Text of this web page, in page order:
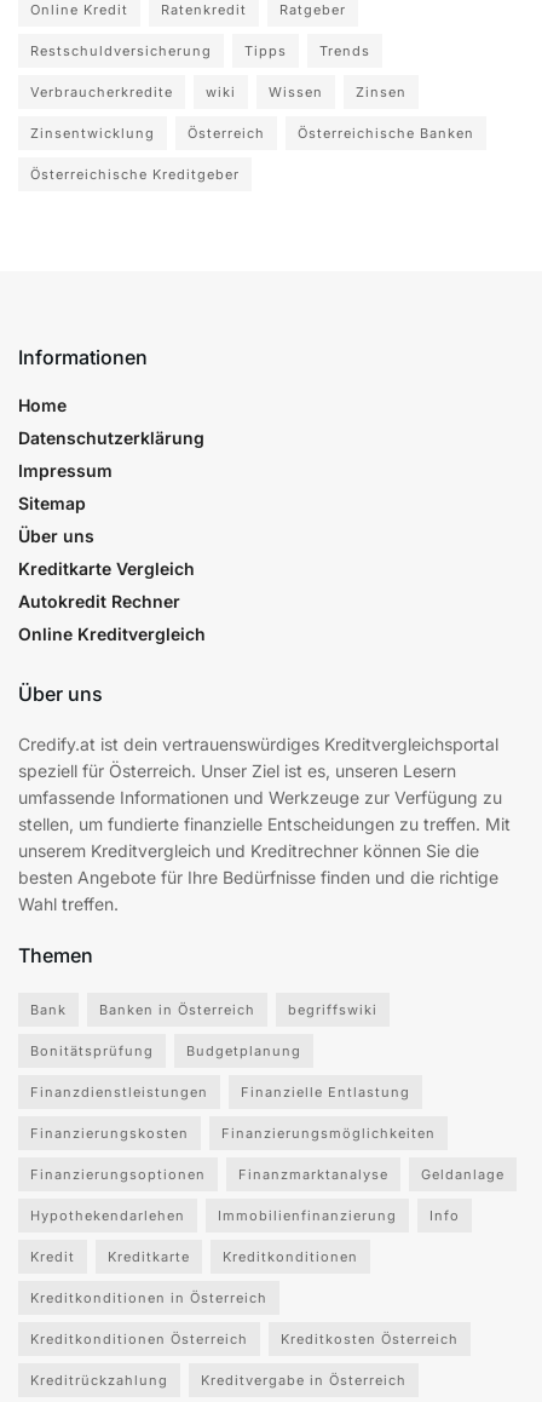
Online Kredit Ratenkredit Ratgeber
Restschuldversicherung Tipps Trends
Verbraucherkredite wiki Wissen Zinsen
Zinsentwicklung Österreich Österreichische Banken
Österreichische Kreditgeber
Informationen
Home
Datenschutzerklärung
Impressum
Sitemap
Über uns
Kreditkarte Vergleich
Autokredit Rechner
Online Kreditvergleich
Über uns
Credify.at ist dein vertrauenswürdiges Kreditvergleichsportal
speziell für Österreich. Unser Ziel ist es, unseren Lesern
umfassende Informationen und Werkzeuge zur Verfügung zu
stellen, um fundierte finanzielle Entscheidungen zu treffen. Mit
unserem Kreditvergleich und Kreditrechner können Sie die
besten Angebote für Ihre Bedürfnisse finden und die richtige
Wahl treffen.
Themen
Bank Banken in Österreich begriffswiki
Bonitätsprüfung Budgetplanung
Finanzdienstleistungen Finanzielle Entlastung
Finanzierungskosten Finanzierungsmöglichkeiten
Finanzierungsoptionen Finanzmarktanalyse Geldanlage
Hypothekendarlehen Immobilienfinanzierung Info
Kredit Kreditkarte Kreditkonditionen
Kreditkonditionen in Österreich
Kreditkonditionen Österreich Kreditkosten Österreich
Kreditrückzahlung Kreditvergabe in Österreich